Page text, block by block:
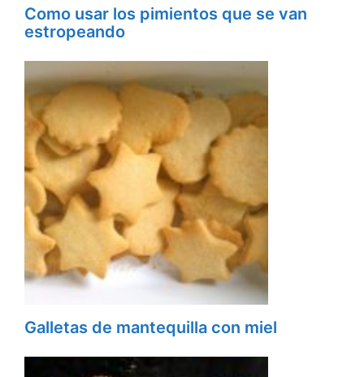
Como usar los pimientos que se van
estropeando
Galletas de mantequilla con miel